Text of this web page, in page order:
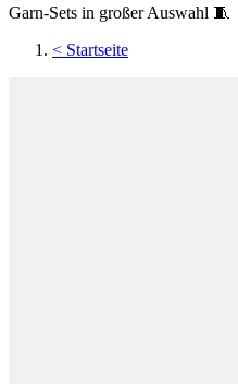
Garn-Sets in großer Auswahl 🧵
< Startseite